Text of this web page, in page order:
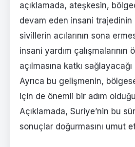
açıklamada, ateşkesin,
devam eden insani
sivillerin acılarının sona
insani yardım çalışmalarının
açılmasına katkı
Ayrıca bu gelişmenin,
için de önemli bir adım
Açıklamada, Suriye’nin bu
sonuçlar doğurmasını umut